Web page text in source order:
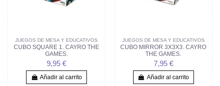
JUEGOS DE MESA Y EDUCATIVOS
CUBO SQUARE 1. CAYRO THE
GAMES.
9,95 €
Añadir al carrito
JUEGOS DE MESA Y EDUCATIVOS
CUBO MIRROR 3X3X3. CAYRO
THE GAMES.
7,95 €
Añadir al carrito